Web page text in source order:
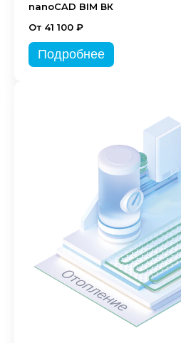
nanoCAD BIM ВК
От 41 100 ₽
Подробнее